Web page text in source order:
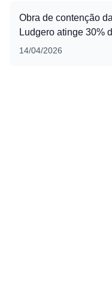
Obra de contenção
Ludgero atinge 30%
14/04/2026